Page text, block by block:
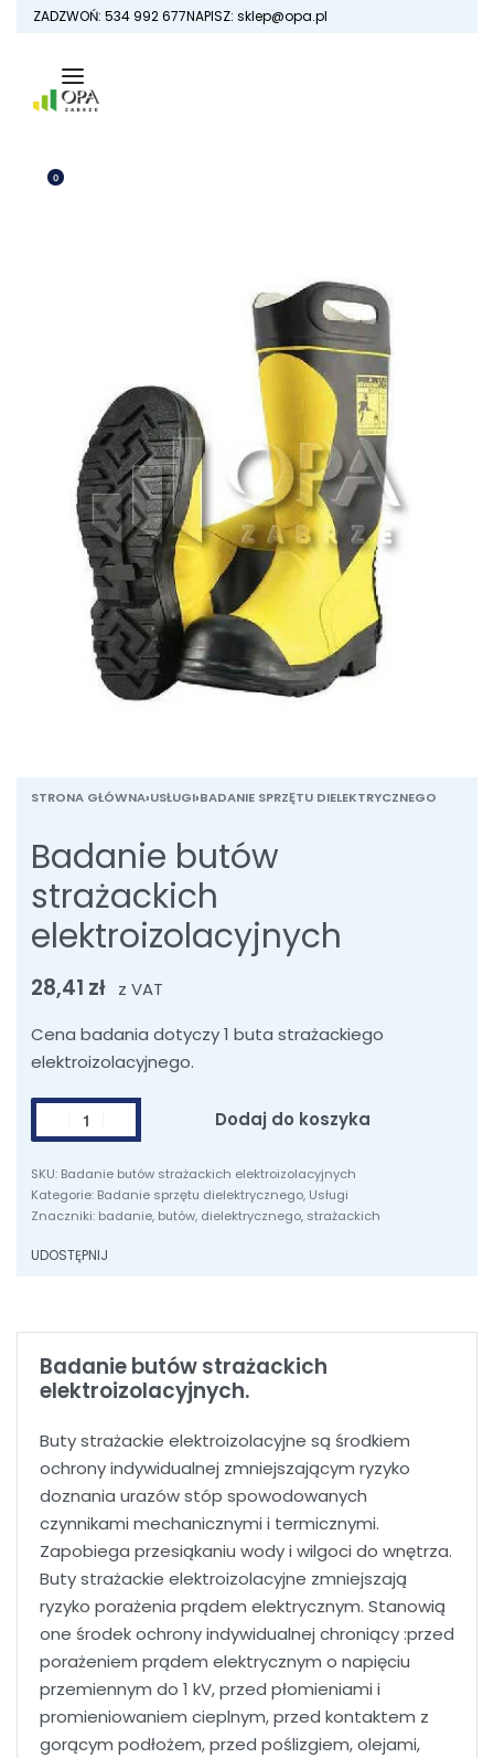
content
ZADZWOŃ: 534 992 677NAPISZ: sklep@opa.pl
0OTWÓRZ
STRONA GŁÓWNA›USŁUGI›BADANIE SPRZĘTU DIELEKTRYCZNEGO
Badanie butów
strażackich
elektroizolacyjnych
28,41 zł
z VAT
Cena badania dotyczy 1 buta strażackiego
elektroizolacyjnego.
Badanie
butów
strażackich
elektroizolacyjnych
Dodaj do koszyka
Badanie butów strażackich elektroizolacyjnych
Kategorie: Badanie sprzętu dielektrycznego, Usługi
Znaczniki: badanie, butów, dielektrycznego, strażackich
UDOSTĘPNIJ
Badanie butów strażackich
elektroizolacyjnych.
Buty strażackie elektroizolacyjne są środkiem
ochrony indywidualnej zmniejszającym ryzyko
doznania urazów stóp spowodowanych
czynnikami mechanicznymi i termicznymi.
Zapobiega przesiąkaniu wody i wilgoci do wnętrza.
Buty strażackie elektroizolacyjne zmniejszają
ryzyko porażenia prądem elektrycznym. Stanowią
one środek ochrony indywidualnej chroniący :przed
porażeniem prądem elektrycznym o napięciu
przemiennym do 1 kV, przed płomieniami i
promieniowaniem cieplnym, przed kontaktem z
gorącym podłożem, przed poślizgiem, olejami,